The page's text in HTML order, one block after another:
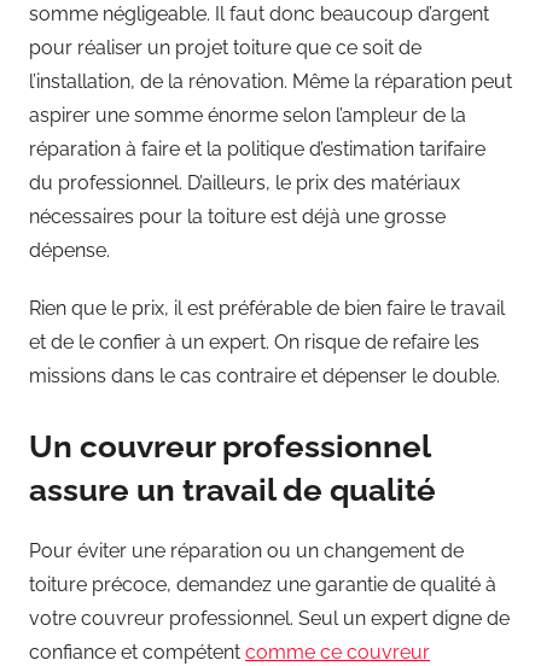
somme négligeable. Il faut donc beaucoup d’argent
pour réaliser un projet toiture que ce soit de
l’installation, de la rénovation. Même la réparation peut
aspirer une somme énorme selon l’ampleur de la
réparation à faire et la politique d’estimation tarifaire
du professionnel. D’ailleurs, le prix des matériaux
nécessaires pour la toiture est déjà une grosse
dépense.
Rien que le prix, il est préférable de bien faire le travail
et de le confier à un expert. On risque de refaire les
missions dans le cas contraire et dépenser le double.
Un couvreur professionnel
assure un travail de qualité
Pour éviter une réparation ou un changement de
toiture précoce, demandez une garantie de qualité à
votre couvreur professionnel. Seul un expert digne de
confiance et compétent comme ce couvreur